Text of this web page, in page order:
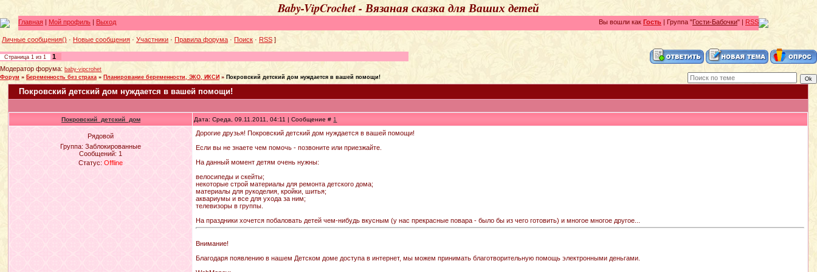
Baby-VipCrochet - Вязаная сказка для Ваших детей
Главная | Мой профиль | Выход Вы вошли как Гость | Группа "Гости-Бабочки" | RSS
Личные сообщения() · Новые сообщения · Участники · Правила форума · Поиск · RSS ]
Страница 1 из 1
1
Модератор форума: baby-vipcrohet
Форум » Беременность без страха » Планирование беременности, ЭКО, ИКСИ » Покровский детский дом нуждается в вашей помощи!
Покровский детский дом нуждается в вашей помощи!
Покровский_детский_дом Дата: Среда, 09.11.2011, 04:11 | Сообщение # 1
Рядовой
Группа: Заблокированные
Сообщений: 1
Статус:Offline
Дорогие друзья! Покровский детский дом нуждается в вашей помощи!
Если вы не знаете чем помочь - позвоните или приезжайте.
На данный момент детям очень нужны:
велосипеды и скейты;
некоторые строй материалы для ремонта детского дома;
материалы для рукоделия, кройки, шитья;
аквариумы и все для ухода за ним;
телевизоры в группы.
На праздники хочется побаловать детей чем-нибудь вкусным (у нас прекрасные повара - было бы из чего готовить) и многое многое другое...
Внимание!
Благодаря появлению в нашем Детском доме доступа в интернет, мы можем принимать благотворительную помощь электронными деньгами.